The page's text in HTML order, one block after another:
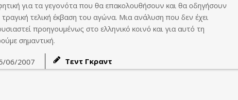
για τα γεγονότα που θα επακολουθήσουν και θα οδηγήσουν
τελική έκβαση του αγώνα. Μια ανάλυση που δεν έχει
προηγουμένως στο ελληνικό κοινό και για αυτό τη
σημαντική.
06/2007 Τεντ Γκραντ